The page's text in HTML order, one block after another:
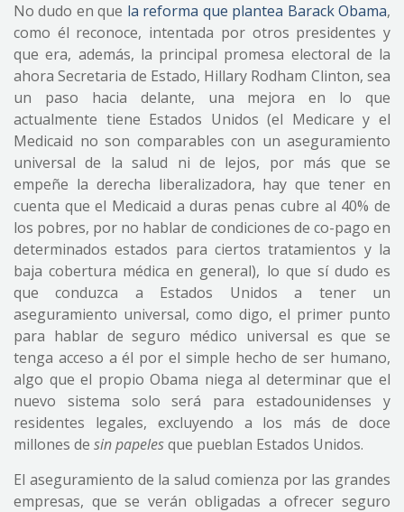
No dudo en que la reforma que plantea Barack Obama,
como él reconoce, intentada por otros presidentes y
que era, además, la principal promesa electoral de la
ahora Secretaria de Estado, Hillary Rodham Clinton, sea
un paso hacia delante, una mejora en lo que
actualmente tiene Estados Unidos (el Medicare y el
Medicaid no son comparables con un aseguramiento
universal de la salud ni de lejos, por más que se
empeñe la derecha liberalizadora, hay que tener en
cuenta que el Medicaid a duras penas cubre al 40% de
los pobres, por no hablar de condiciones de co-pago en
determinados estados para ciertos tratamientos y la
baja cobertura médica en general), lo que sí dudo es
que conduzca a Estados Unidos a tener un
aseguramiento universal, como digo, el primer punto
para hablar de seguro médico universal es que se
tenga acceso a él por el simple hecho de ser humano,
algo que el propio Obama niega al determinar que el
nuevo sistema solo será para estadounidenses y
residentes legales, excluyendo a los más de doce
millones de sin papelesque pueblan Estados Unidos.
El aseguramiento de la salud comienza por las grandes
empresas, que se verán obligadas a ofrecer seguro